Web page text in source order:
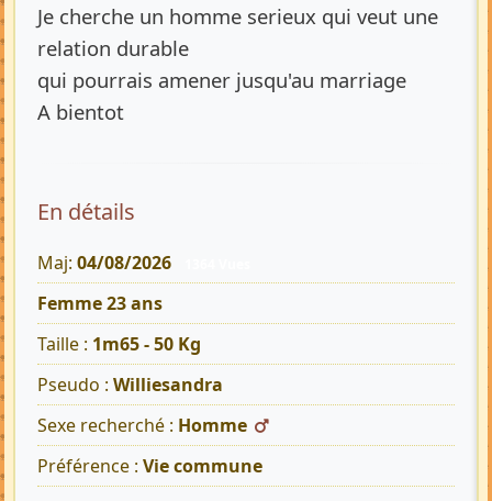
Je cherche un homme serieux qui veut une
relation durable
qui pourrais amener jusqu'au marriage
A bientot
En détails
Maj: 04/08/2026
Femme 23 ans
Taille : 1m65 - 50 Kg
Pseudo : Williesandra
Sexe recherché : Homme
Préférence : Vie commune